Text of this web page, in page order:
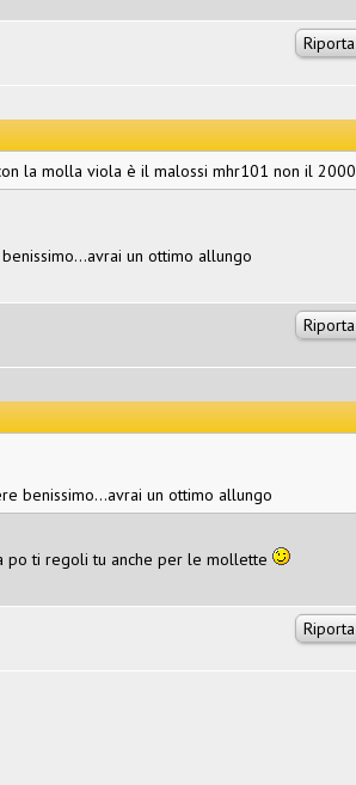
Riporta
la molla viola è il malossi mhr101 non il 2000
un ottimo allungo
Riporta
benissimo...avrai un ottimo allungo
po ti regoli tu anche per le mollette
Riporta